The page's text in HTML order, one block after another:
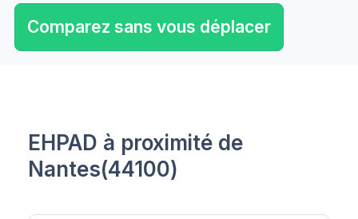
Comparez sans vous déplacer
EHPAD à proximité de
Nantes(44100)